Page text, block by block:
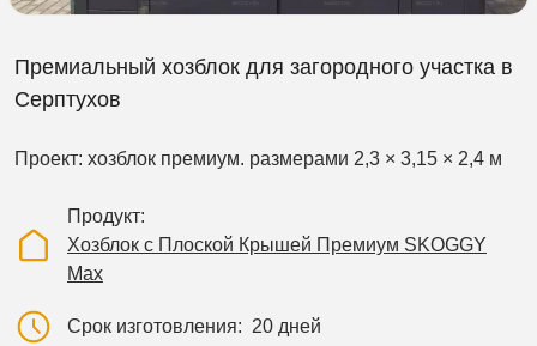
Премиальный хозблок для загородного участка в
Серптухов
Проект: хозблок премиум. размерами 2,3 × 3,15 × 2,4 м
Продукт
Хозблок с Плоской Крышей Премиум SKOGGY
Max
Срок изготовления 20 дней